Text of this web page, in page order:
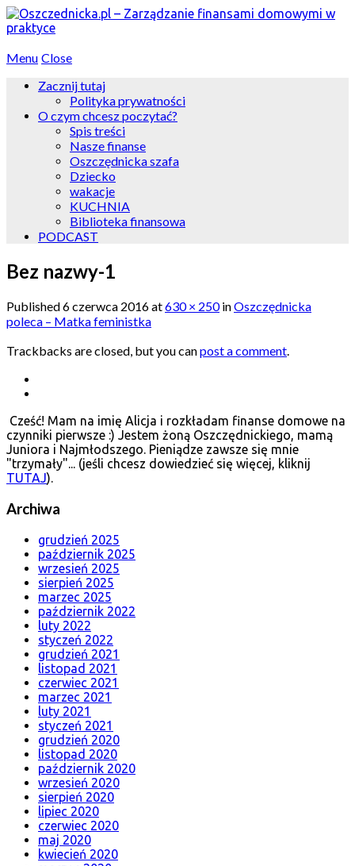
Menu Close
Zacznij tutaj
Polityka prywatności
O czym chcesz poczytać?
Spis treści
Nasze finanse
Oszczędnicka szafa
Dziecko
wakacje
KUCHNIA
Biblioteka finansowa
PODCAST
Bez nazwy-1
Published6 czerwca 2016at630 × 250inOszczędnicka
poleca – Matka feministka
Trackbacks are closed, but you canpost a comment
Cześć! Mam na imię Alicja i rozkładam finanse domowe na
czynniki pierwsze :) Jestem żoną Oszczędnickiego, mamą
Juniora i Najmłodszego. Pieniądze zawsze się mnie
"trzymały"... (jeśli chcesz dowiedzieć się więcej, kliknij
TUTAJ).
Archiwa
grudzień 2025
październik 2025
wrzesień 2025
sierpień 2025
marzec 2025
październik 2022
luty 2022
styczeń 2022
grudzień 2021
listopad 2021
czerwiec 2021
marzec 2021
luty 2021
styczeń 2021
grudzień 2020
listopad 2020
październik 2020
wrzesień 2020
sierpień 2020
lipiec 2020
czerwiec 2020
maj 2020
kwiecień 2020